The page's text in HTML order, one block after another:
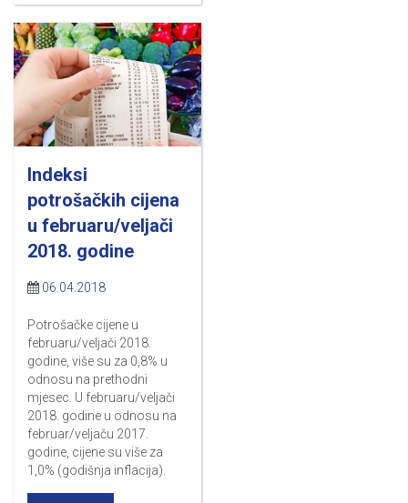
Indeksi
potrošačkih cijena
u februaru/veljači
2018. godine
06.04.2018
Potrošačke cijene u
februaru/veljači 2018.
godine, više su za 0,8% u
odnosu na prethodni
mjesec. U februaru/veljači
2018. godine u odnosu na
februar/veljaču 2017.
godine, cijene su više za
1,0% (godišnja inflacija).